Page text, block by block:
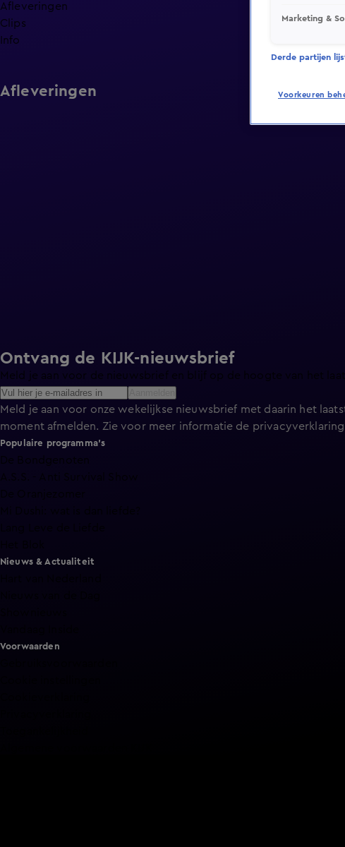
Afleveringen
Clips
Info
Afleveringen
Ontvang de KIJK-nieuwsbrief
Meld je aan voor de nieuwsbrief en blijf op de hoogte van het
Meld je aan voor onze wekelijkse nieuwsbrief met daarin het
moment afmelden. Zie voor meer informatie de privacyverklaring
Populaire programma's
Nieuws & Actualiteit
Voorwaarden
Marketing &
Derde partijen
Voorkeuren